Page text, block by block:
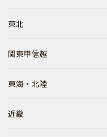
東北
関東甲信越
東海・北陸
近畿